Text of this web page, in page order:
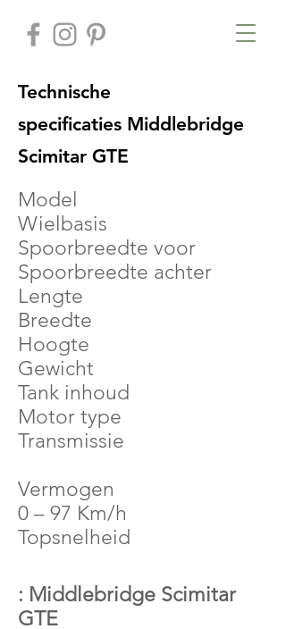
Technische
specificaties Middlebridge
Scimitar GTE
Model
Wielbasis
Spoorbreedte voor
Spoorbreedte achter
Lengte
Breedte
Hoogte
Gewicht
Tank inhoud
Motor type
Transmissie
Vermogen
0 – 97 Km/h
Topsnelheid
: Middlebridge Scimitar
GTE